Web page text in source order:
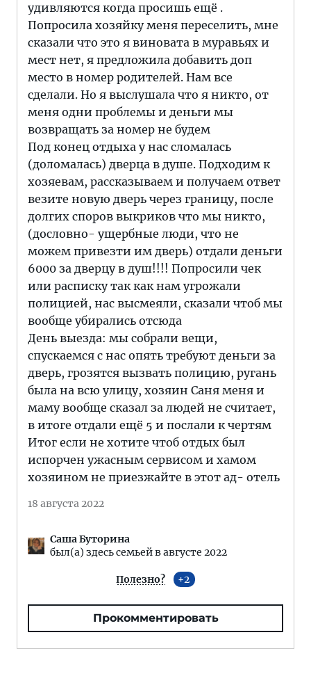
удивляются когда просишь ещё .
Попросила хозяйку меня переселить, мне
сказали что это я виновата в муравьях и
мест нет, я предложила добавить доп
место в номер родителей. Нам все
сделали. Но я выслушала что я никто, от
меня одни проблемы и деньги мы
возвращать за номер не будем
Под конец отдыха у нас сломалась
(доломалась) дверца в душе. Подходим к
хозяевам, рассказываем и получаем ответ
везите новую дверь через границу, после
долгих споров выкриков что мы никто,
(дословно- ущербные люди, что не
можем привезти им дверь) отдали деньги
6000 за дверцу в душ!!!! Попросили чек
или расписку так как нам угрожали
полицией, нас высмеяли, сказали чтоб мы
вообще убирались отсюда
День выезда: мы собрали вещи,
спускаемся с нас опять требуют деньги за
дверь, грозятся вызвать полицию, ругань
была на всю улицу, хозяин Саня меня и
маму вообще сказал за людей не считает,
в итоге отдали ещё 5 и послали к чертям
Итог если не хотите чтоб отдых был
испорчен ужасным сервисом и хамом
хозяином не приезжайте в этот ад- отель
18 августа 2022
Саша Буторина
был(а) здесь семьей в августе 2022
Полезно? 2
Прокомментировать